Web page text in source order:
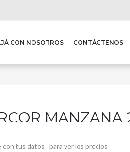
CON NOSOTROS CONTÁCTENOS
MANZANA
con tus datos para ver los precios